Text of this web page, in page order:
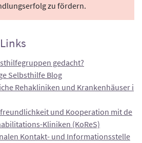
zu fördern.
gedacht?
Selbsthilfe Blog
Rehakliniken und Krankenhäuser i
und Kooperation mit de
Kliniken (KoReS)
Kontakt- und Informationsstelle